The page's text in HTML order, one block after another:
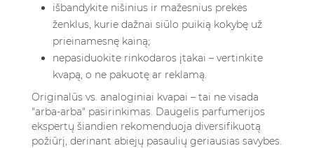
išbandykite nišinius ir mažesnius prekės
ženklus, kurie dažnai siūlo puikią kokybę už
prieinamesnę kainą;
nepasiduokite rinkodaros įtakai – vertinkite
kvapą, o ne pakuotę ar reklamą.
Originalūs vs. analoginiai kvapai – tai ne visada
"arba-arba" pasirinkimas. Daugelis parfumerijos
ekspertų šiandien rekomenduoja diversifikuotą
požiūrį, derinant abiejų pasaulių geriausias savybes.